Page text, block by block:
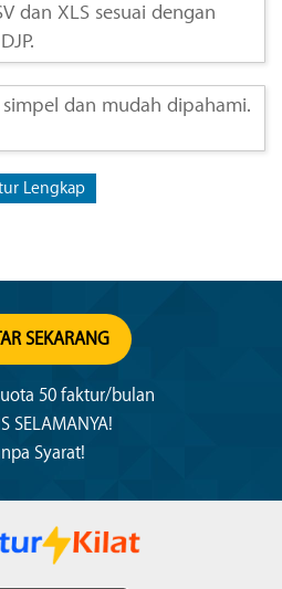
dan XLS sesuai dengan
dan mudah dipahami.
Lengkap
SEKARANG
50 faktur/bulan
SELAMANYA!
Syarat!